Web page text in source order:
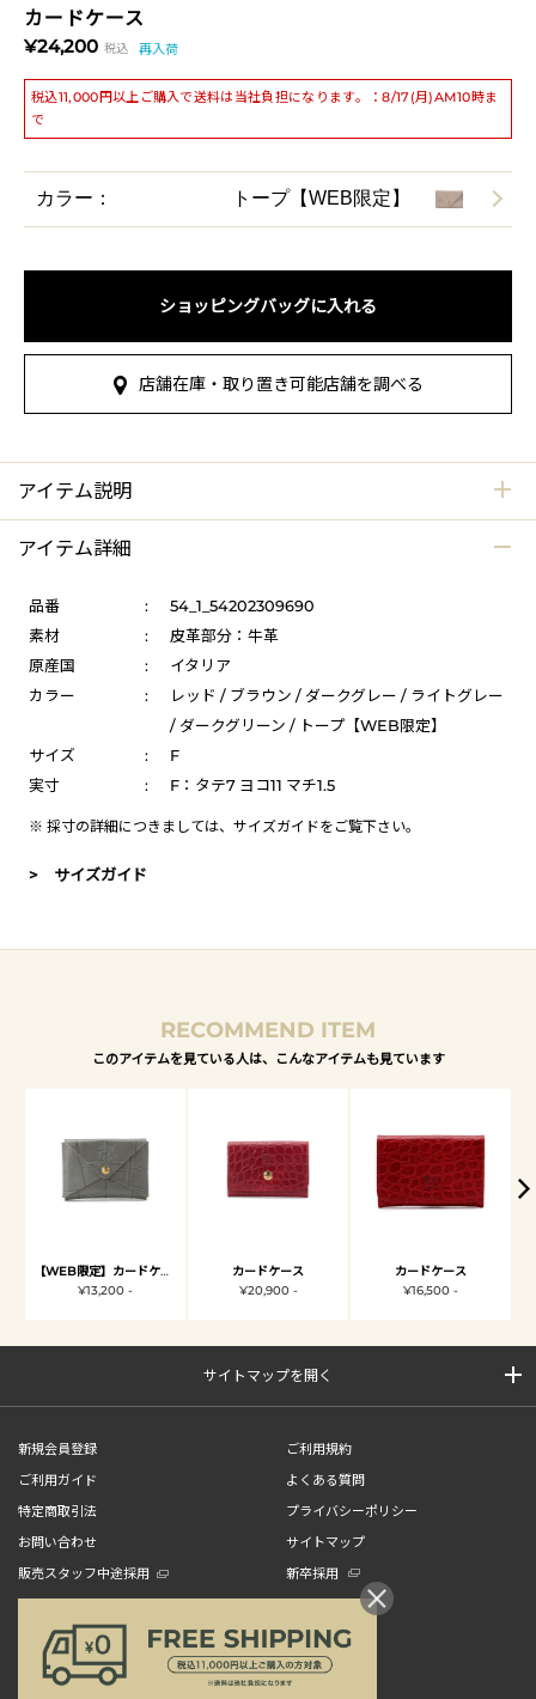
カードケース
¥24,200 税込 再入荷
税込11,000円以上ご購入で送料は当社負担になります。：8/17(月)AM10時ま
で
カラー： トープ【WEB限定】
ショッピングバッグに入れる
店舗在庫・取り置き可能店舗を調べる
アイテム説明
アイテム詳細
品番 :
54_1_54202309690
素材
:
皮革部分：牛革
原産国
:
イタリア
カラー
:
レッド / ブラウン / ダークグレー / ライトグレー
/ ダークグリーン / トープ【WEB限定】
サイズ
:
F
実寸
: F：タテ7 ヨコ11 マチ1.5
※ 採寸の詳細につきましては、 サイズガイドをご覧下さい。
> サイズガイド
RECOMMEND ITEM
このアイテムを見ている人は、こんなアイテムも見ています
【WEB限定】カードケース
¥13,200 -
カードケース
¥20,900 -
カードケース
¥16,500 -
サイトマップを開く
新規会員登録
ご利用規約
ご利用ガイド
よくある質問
特定商取引法
プライバシーポリシー
お問い合わせ
サイトマップ
販売スタッフ中途採用
新卒採用